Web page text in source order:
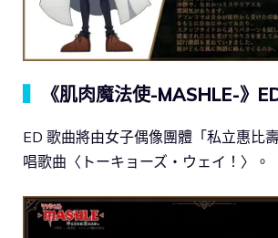
《肌肉魔法使-MASHLE-》
ED 歌曲將由女子偶像團體「私立惠比
唱歌曲〈トーキョーズ・ウェイ！〉。